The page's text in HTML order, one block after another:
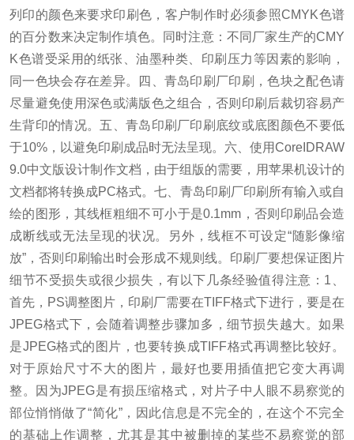
列印的颜色来要求印刷色，客户制作时必须参照CMYK色谱
的百分数来决定制作填色。
同时注意：不同厂家生产的CMY
K色谱受采用的纸张、油墨种类、印刷压力等因素的影响，
同一色块会存在差异。
四、青岛印刷厂印刷，色块之配色请
尽量避免使用深色或满版色之组合，否则印刷后裁切容易产
生背印的情况。 五、青岛印刷厂印刷底纹或底图颜色不要低
于10%，以避免印刷成品时无法呈现。 六、使用CoreIDRAW
9.0中文版设计制作文档，由于组版的需要，用苹果机设计的
文档都将转换成PC格式。七、青岛印刷厂印刷所有输入或自
绘的图形，其线框粗细不可小于是0.1mm，否则印刷品会造
成断线或无法呈现的状况。
另外，线框不可设定“随影像缩
放”，否则印刷输出时会形成不规则线。 印刷厂要想保证图片
细节不受损失或很少损失，有以下几条经验值得注意：1、
首先，PS调整图片，印刷厂需要在TIFF格式下进行，要是在
JPEG格式下，会随着调整步骤加多，细节损失越大。如果
是JPEG格式的图片，也要转换成TIFF格式再调整比较好。
对于原始尺寸不大的图片，最好也要用插值把它变大再调
整。
因为JPEG是有损压缩格式，对片子中人眼不易察觉的
部位悄悄做了“简化”，因此信息是不完全的，在这个不完全
的基础上作调整，尤其是其中被删掉的某些不易察觉的部